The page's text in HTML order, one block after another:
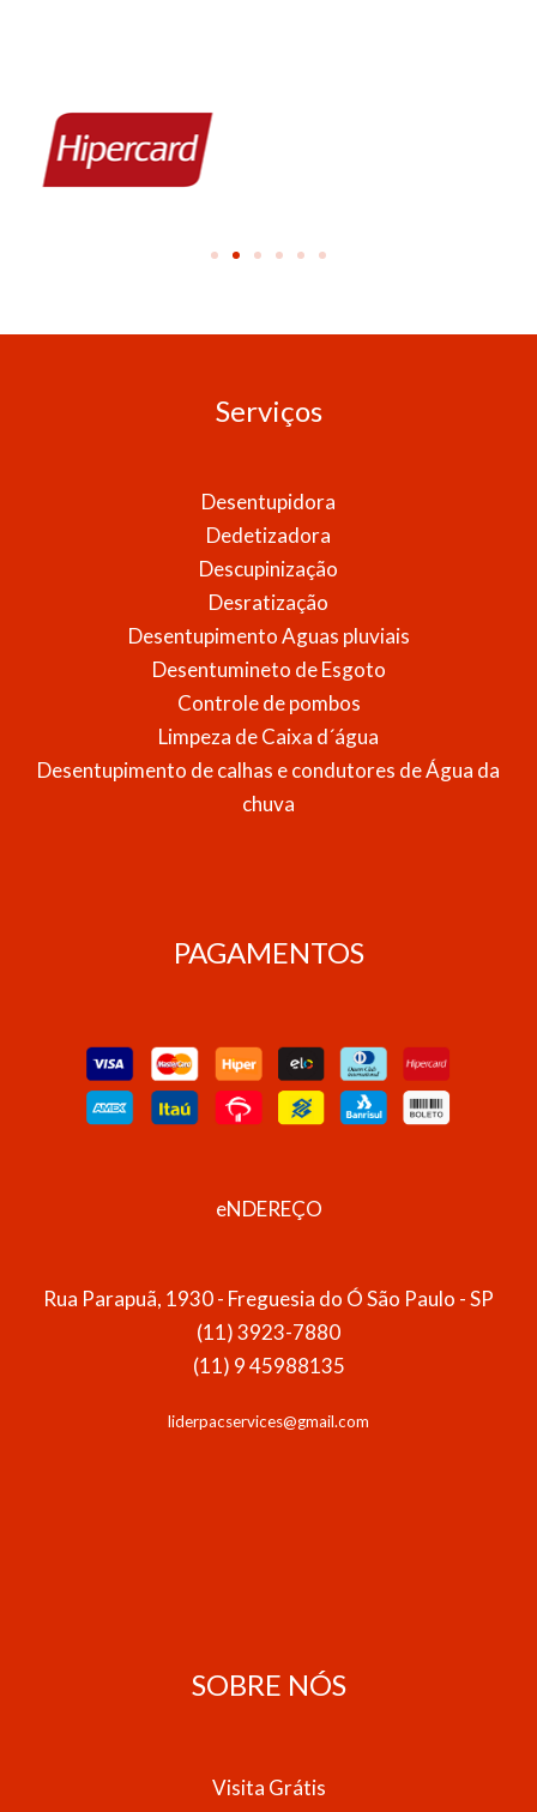
Serviços
Desentupidora
Dedetizadora
Descupinização
Desratização
Desentupimento Aguas pluviais
Desentumineto de Esgoto
Controle de pombos
Limpeza de Caixa d´água
Desentupimento de calhas e condutores de Água da
chuva
PAGAMENTOS
eNDEREÇO
Rua Parapuã, 1930 - Freguesia do Ó São Paulo - SP
(11) 3923-7880
(11) 9 45988135
liderpacservices@gmail.com
SOBRE NÓS
Visita Grátis